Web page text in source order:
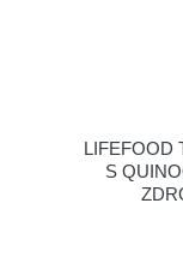
LIFEFOOD
S